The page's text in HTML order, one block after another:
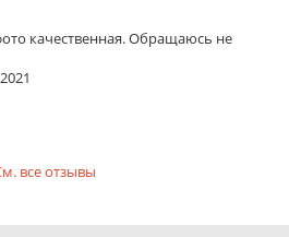
качественная. Обращаюсь не
все отзывы